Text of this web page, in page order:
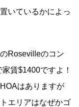
いているかによっ
Rosevilleのコン
賃$1400ですよ！
はありますが
エリアはなぜかゴ